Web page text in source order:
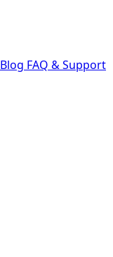
Blog FAQ & Support